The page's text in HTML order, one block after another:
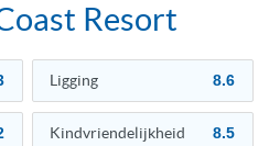
Resort
Ligging 8.6
Kindvriendelijkheid 8.5